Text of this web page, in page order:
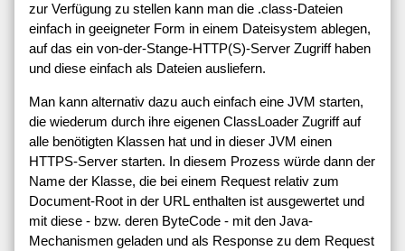
zur Verfügung zu stellen kann man die .class-Dateien
einfach in geeigneter Form in einem Dateisystem ablegen,
auf das ein von-der-Stange-HTTP(S)-Server Zugriff haben
und diese einfach als Dateien ausliefern.
Man kann alternativ dazu auch einfach eine JVM starten,
die wiederum durch ihre eigenen ClassLoader Zugriff auf
alle benötigten Klassen hat und in dieser JVM einen
HTTPS-Server starten. In diesem Prozess würde dann der
Name der Klasse, die bei einem Request relativ zum
Document-Root in der URL enthalten ist ausgewertet und
mit diese - bzw. deren ByteCode - mit den Java-
Mechanismen geladen und als Response zu dem Request